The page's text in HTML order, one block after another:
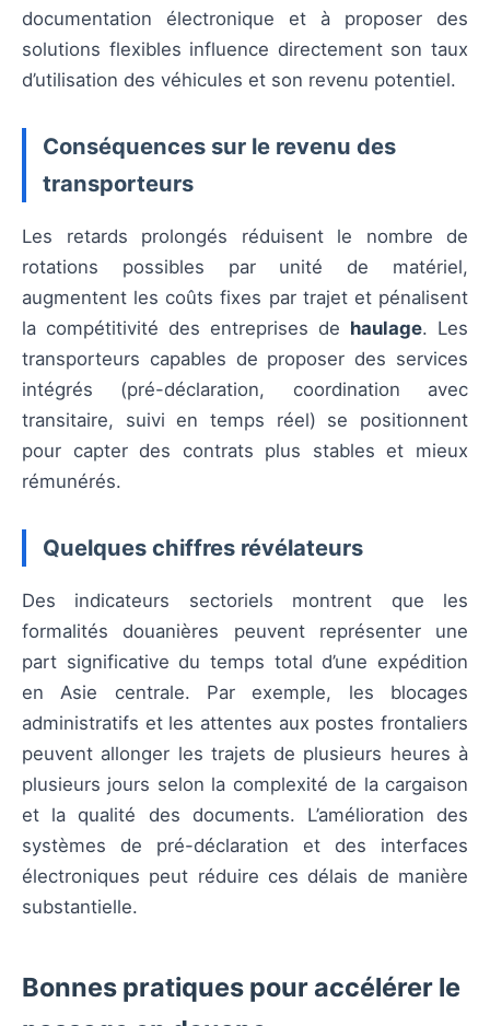
documentation électronique et à proposer des
solutions flexibles influence directement son taux
d’utilisation des véhicules et son revenu potentiel.
Conséquences sur le revenu des
transporteurs
Les retards prolongés réduisent le nombre de
rotations possibles par unité de matériel,
augmentent les coûts fixes par trajet et pénalisent
la compétitivité des entreprises de haulage. Les
transporteurs capables de proposer des services
intégrés (pré-déclaration, coordination avec
transitaire, suivi en temps réel) se positionnent
pour capter des contrats plus stables et mieux
rémunérés.
Quelques chiffres révélateurs
Des indicateurs sectoriels montrent que les
formalités douanières peuvent représenter une
part significative du temps total d’une expédition
en Asie centrale. Par exemple, les blocages
administratifs et les attentes aux postes frontaliers
peuvent allonger les trajets de plusieurs heures à
plusieurs jours selon la complexité de la cargaison
et la qualité des documents. L’amélioration des
systèmes de pré-déclaration et des interfaces
électroniques peut réduire ces délais de manière
substantielle.
Bonnes pratiques pour accélérer le